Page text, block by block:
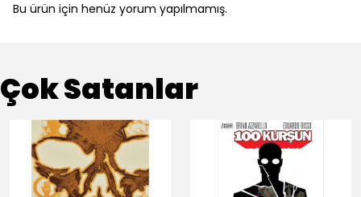
Bu ürün için henüz yorum yapılmamış.
Çok Satanlar